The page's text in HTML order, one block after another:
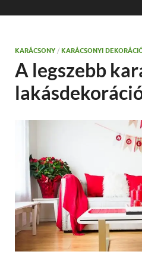
KARÁCSONY / KARÁCSONYI
A legszebb